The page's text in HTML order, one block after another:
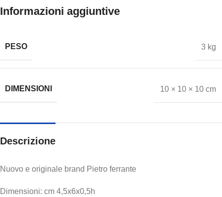
Informazioni aggiuntive
PESO 3 kg
DIMENSIONI 10 × 10 × 10 cm
Descrizione
Nuovo e originale brand Pietro ferrante
Dimensioni: cm 4,5x6x0,5h